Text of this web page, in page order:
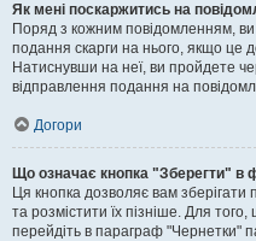
Як мені поскаржитись на
Поряд з кожним повідомленням,
подання скарги на нього, якщо це
Натиснувши на неї, ви пройдете
відправлення подання на
Догори
Що означає кнопка "Зберегти" в
Ця кнопка дозволяє вам
та розмістити їх пізніше. Для
перейдіть в параграф "Чернетки"